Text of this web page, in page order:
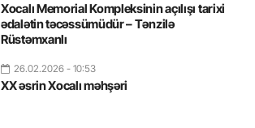
Xocalı Memorial Kompleksinin açılışı tarixi
ədalətin təcəssümüdür – Tənzilə
Rüstəmxanlı
26.02.2026 - 10:53
XX əsrin Xocalı məhşəri